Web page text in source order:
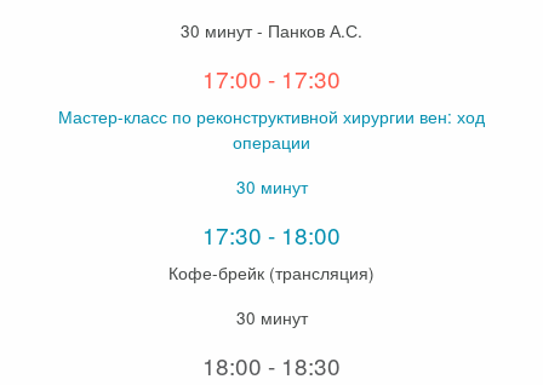
30 минут - Панков А.С.
17:00 - 17:30
Мастер-класс по реконструктивной хирургии вен: ход
операции
30 минут
17:30 - 18:00
Кофе-брейк (трансляция)
30 минут
18:00 - 18:30